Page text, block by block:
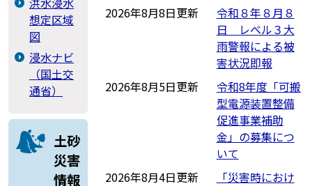
想定区域
図
浸水ナビ
（国土交
通省）
土砂
災害
情報
2026年8月8日更新
令和８年８月８
日 レベル３大
雨警報による被
害状況即報
2026年8月5日更新
令和8年度「可搬
型電源装置整備
促進事業補助
金」の募集につ
いて
2026年8月4日更新
「災害時におけ